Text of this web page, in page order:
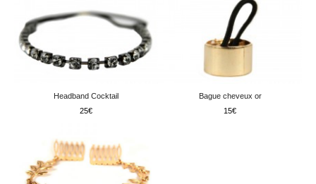
Headband Cocktail
25
Bague cheveux or
15